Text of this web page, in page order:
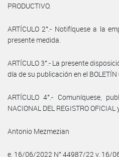
PRODUCTIVO.
ARTÍCULO 2°.- Notifíquese a la
presente medida.
ARTÍCULO 3°.- La presente
día de su publicación en el BOLETÍN
ARTÍCULO 4°.- Comuníquese,
NACIONAL DEL REGISTRO OFICIAL
Antonio Mezmezian
e. 16/06/2022 N° 44987/22 v. 16/